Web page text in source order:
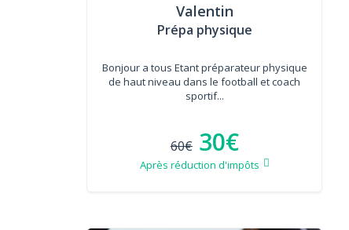
Valentin
Prépa physique
Bonjour a tous Etant préparateur physique
de haut niveau dans le football et coach
sportif...
60€ 30€
Après réduction d'impôts